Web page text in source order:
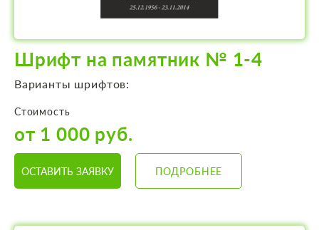
Шрифт на памятник № 1-4
Варианты шрифтов:
Стоимость
от 1 000 руб.
ОСТАВИТЬ ЗАЯВКУ ПОДРОБНЕЕ